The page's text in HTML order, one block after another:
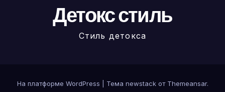
Детокс стиль
Стиль детокса
На платформе WordPress Тема newstack от Themeansar.